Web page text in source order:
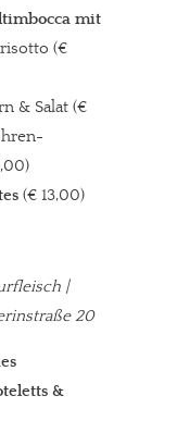
mit
(€
& Salat (€
(€ 13,00)
|
20
&